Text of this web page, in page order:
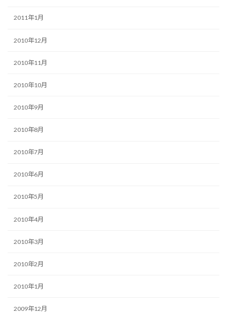
2011年1月
2010年12月
2010年11月
2010年10月
2010年9月
2010年8月
2010年7月
2010年6月
2010年5月
2010年4月
2010年3月
2010年2月
2010年1月
2009年12月